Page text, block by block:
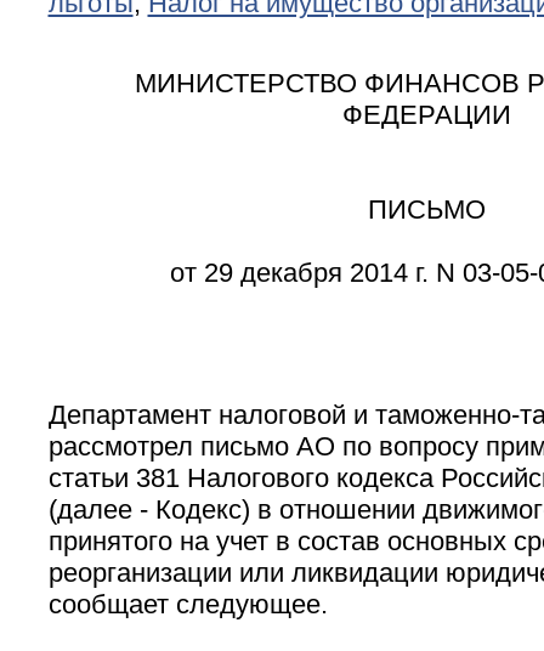
МИНИСТЕРСТВО ФИНАНСОВ
ФЕДЕРАЦИИ
ПИСЬМО
от 29 декабря 2014 г. N 03-
Департамент налоговой и таможенно-
рассмотрел письмо АО по вопросу
статьи 381 Налогового кодекса
(далее - Кодекс) в отношении
принятого на учет в состав основных
реорганизации или ликвидации
сообщает следующее.